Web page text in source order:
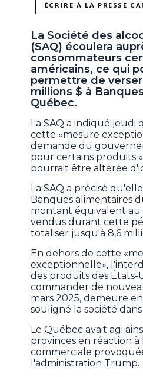
ÉCRIRE À LA PRESSE
La Société des
(SAQ) écoulera
consommateurs
américains, ce qui
permettre de
millions $ à
Québec.
La SAQ a indiqué jeudi
cette «mesure
demande du
pour certains produits
pourrait être altérée
La SAQ a précisé
Banques alimentaires
montant équivalent
vendus durant cette
totaliser jusqu'à 8,6
En dehors de cette
exceptionnelle»,
des produits des États-
commander de
mars 2025, demeure
souligné la société
Le Québec avait agi
provinces en réaction
commerciale
l'administration Trump.